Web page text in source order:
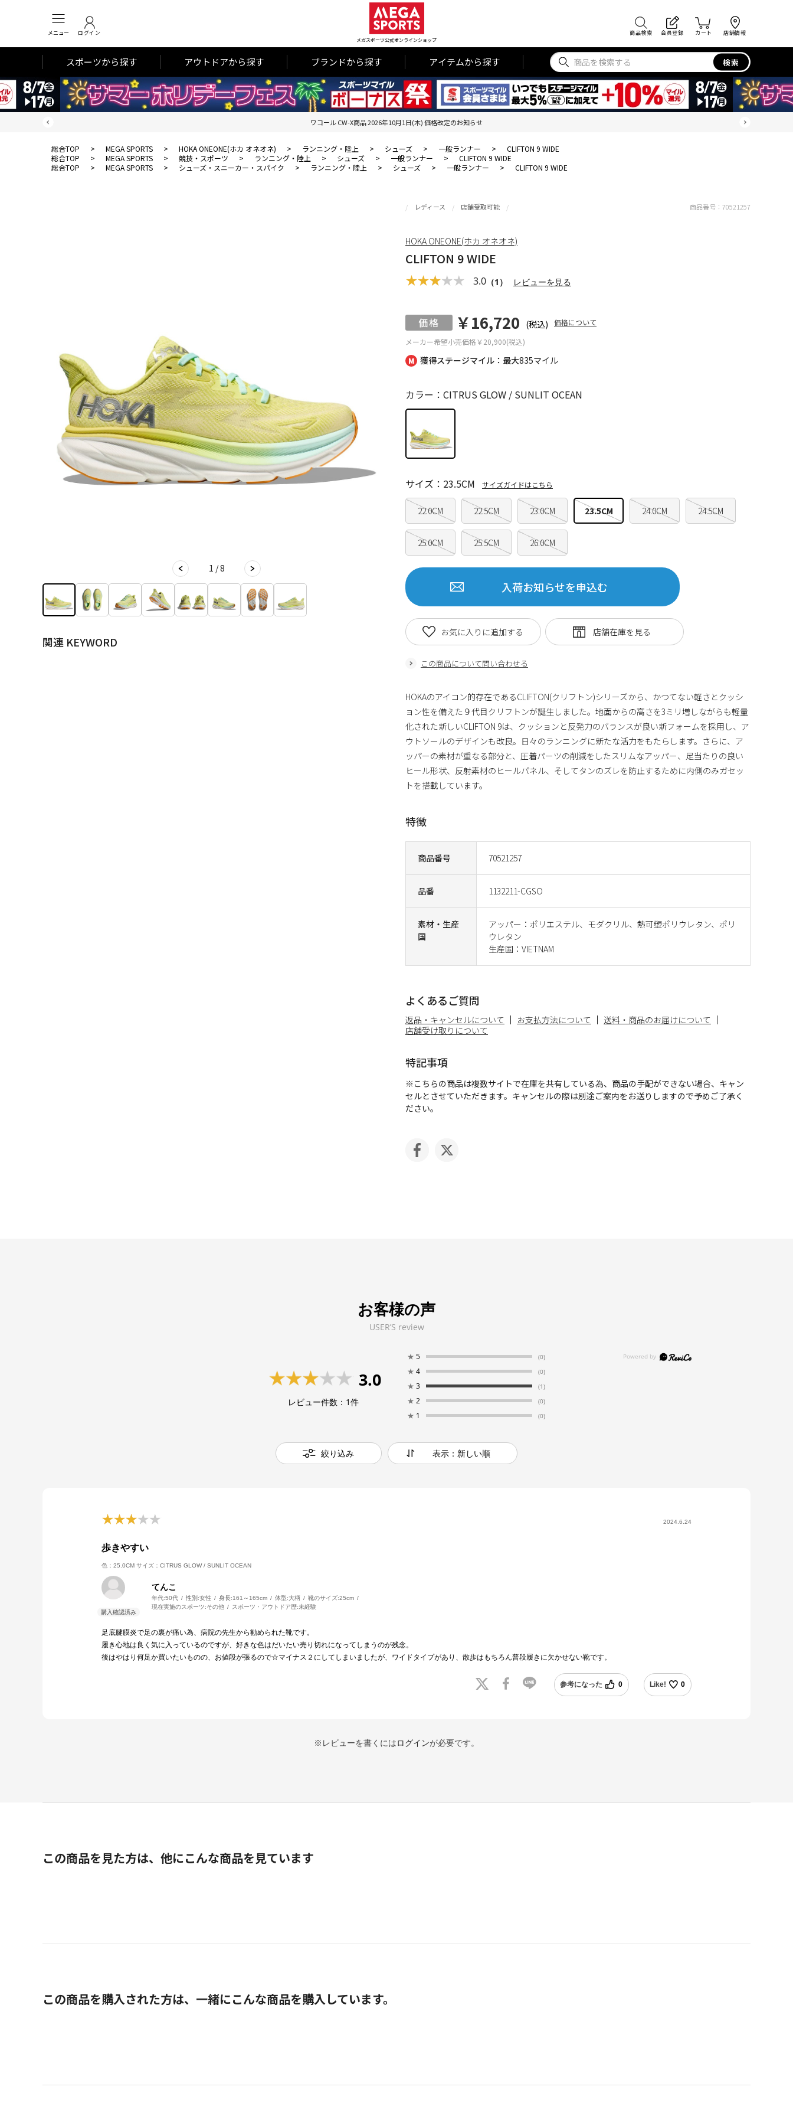
メニュー ログイン
メガスポーツ公式オンラインショップ
商品検索 会員登録 カート 店舗情報
スポーツから探す アウトドアから探す ブランドから探す アイテムから探す 検索
ワコール CW-X商品 2026年10月1日(木) 価格改定のお知らせ
総合TOP > MEGA SPORTS > HOKA ONEONE(ホカ オネオネ) > ランニング・陸上 > シューズ > 一般ランナー >
CLIFTON 9 WIDE
総合TOP
> MEGA SPORTS > 競技・スポーツ > ランニング・陸上 > シューズ > 一般ランナー >
CLIFTON 9 WIDE
総合TOP
> MEGA SPORTS > シューズ・スニーカー・スパイク > ランニング・陸上 > シューズ > 一般ランナー > CLIFTON 9 WIDE
1 / 8
関連 KEYWORD
獲得ステージマイル：最大835マイル
レディース 店舗受取可能
CLIFTON 9 WIDE
3.0 （1） レビューを見る
メーカー希望小売価格￥20,900(税込)
￥16,720 (税込) 価格について
商品番号 70521257
品番 1132211-CGSO
素材・生産
国
アッパー：ポリエステル、モダクリル、熱可塑ポリウレタン、ポリ
ウレタン
生産国：VIETNAM
カラー：CITRUS GLOW / SUNLIT OCEAN
22.0CM 22.5CM 23.0CM 23.5CM 24.0CM 24.5CM
25.0CM 25.5CM 26.0CM
サイズ：23.5CM サイズガイドはこちら
入荷お知らせを申込む
この商品について問い合わせる
お気に入りに追加する
商品番号： 70521257
HOKA ONEONE(ホカ オネオネ)
HOKAのアイコン的存在であるCLIFTON(クリフトン)シリーズから、かつてない軽さとクッシ
ョン性を備えた９代目クリフトンが誕生しました。地面からの高さを3ミリ増しながらも軽量
化された新しいCLIFTON 9は、クッションと反発力のバランスが良い新フォームを採用し、ア
ウトソールのデザインも改良。日々のランニングに新たな活力をもたらします。さらに、ア
ッパーの素材が重なる部分と、圧着パーツの削減をしたスリムなアッパー、足当たりの良い
ヒール形状、反射素材のヒールパネル、そしてタンのズレを防止するために内側のみガセッ
トを搭載しています。
特徴
よくあるご質問
返品・キャンセルについて お支払方法について
送料・商品のお届けについて
店舗受け取りについて
特記事項
※こちらの商品は複数サイトで在庫を共有している為、商品の手配ができない場合、キャン
セルとさせていただきます。キャンセルの際は別途ご案内をお送りしますので予めご了承く
ださい。
お客様の声
USER’S review
3.0
レビュー件数： 1件
★ 5 (0)
★ 4 (0)
★ 3 (1)
★ 2 (0)
★ 1 (0)
絞り込み 表示：新しい順
2024.6.24
歩きやすい
色：25.0CM サイズ：CITRUS GLOW / SUNLIT OCEAN
てんこ
年代:50代 性別:女性 身長:161～165cm 体型:大柄 靴のサイズ:25cm
現在実施のスポーツ:その他 スポーツ・アウトドア歴:未経験
足底腱膜炎で足の裏が痛い為、病院の先生から勧められた靴です。
履き心地は良く気に入っているのですが、好きな色はだいたい売り切れになってしまうのが残念。
後はやはり何足か買いたいものの、お値段が張るので☆マイナス２にしてしまいましたが、ワイドタイプがあり、散歩はもちろん普段履きに欠かせない靴です。
参考になった 0 Like! 0
※レビューを書くにはログインが必要です。
この商品を見た方は、他にこんな商品を見ています
この商品を購入された方は、一緒にこんな商品を購入しています。